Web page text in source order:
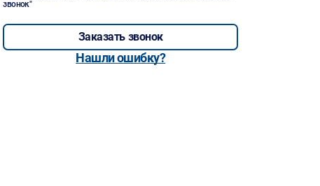
звонок"
Заказать звонок
Нашли ошибку?